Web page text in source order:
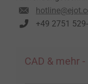
+49 2751
CAD & mehr